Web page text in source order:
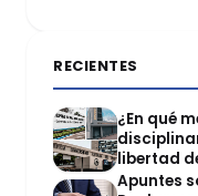
RECIENTES
¿En qué
libertad
Apuntes